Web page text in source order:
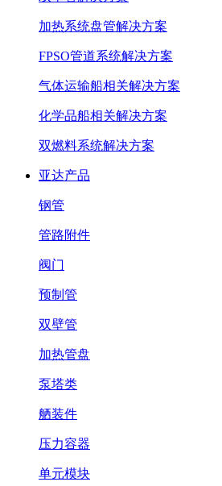
加热系统盘管解决方案
FPSO管道系统解决方案
气体运输船相关解决方案
化学品船相关解决方案
双燃料系统解决方案
亚达产品
钢管
管路附件
阀门
预制管
双壁管
加热管盘
泵塔类
舾装件
压力容器
单元模块